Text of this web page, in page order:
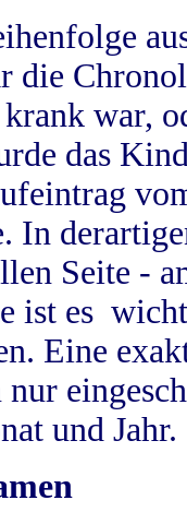
die
war,
das
In
Seite -
ist es
Eine
nur
und Jahr.